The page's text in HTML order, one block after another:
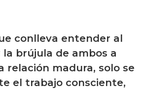
conlleva entender al
brújula de ambos a
relación madura, solo se
el trabajo consciente,